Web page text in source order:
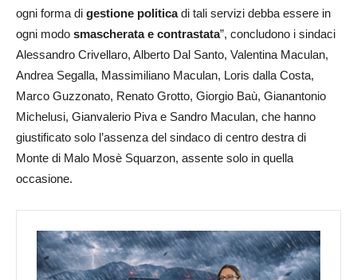
ogni forma di gestione politicadi tali servizi debba essere in
ogni modo smascherata e contrastata”, concludono i sindaci
Alessandro Crivellaro, Alberto Dal Santo, Valentina Maculan,
Andrea Segalla, Massimiliano Maculan, Loris dalla Costa,
Marco Guzzonato, Renato Grotto, Giorgio Baù, Gianantonio
Michelusi, Gianvalerio Piva e Sandro Maculan, che hanno
giustificato solo l’assenza del sindaco di centro destra di
Monte di Malo Mosè Squarzon, assente solo in quella
occasione.